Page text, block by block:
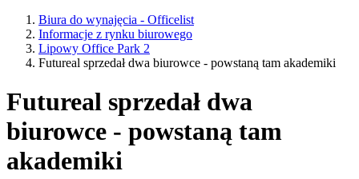
Biura do wynajęcia - Officelist
Informacje z rynku biurowego
Lipowy Office Park 2
Futureal sprzedał dwa biurowce - powstaną tam akademiki
Futureal sprzedał dwa
biurowce - powstaną tam
akademiki